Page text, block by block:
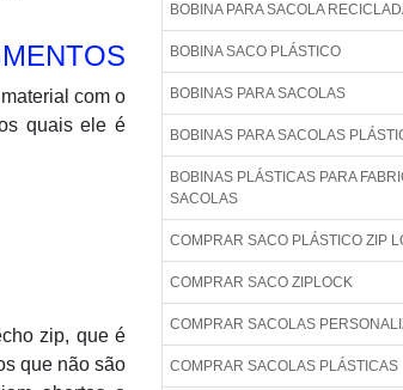
com o
quais ele é
zip, que é
que não são
BOBINA PARA SACOLA
BOBINA SACO PLÁSTICO
BOBINAS PARA SACOLAS
BOBINAS PARA SACOLAS
BOBINAS PLÁSTICAS PARA
SACOLAS
COMPRAR SACO PLÁSTICO ZIP
COMPRAR SACO ZIPLOCK
COMPRAR SACOLAS
COMPRAR SACOLAS PLÁSTICAS